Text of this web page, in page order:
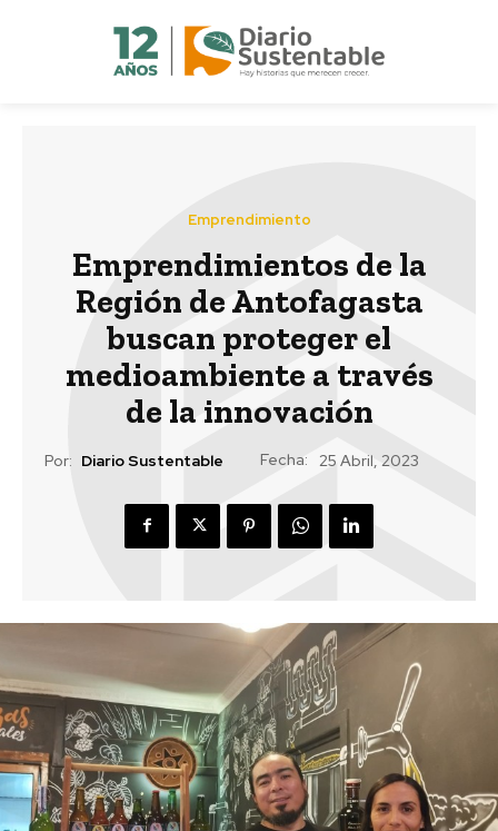
Emprendimiento
Emprendimientos de la
Región de Antofagasta
buscan proteger el
medioambiente a través
de la innovación
Por: Diario Sustentable Fecha: 25 Abril, 2023